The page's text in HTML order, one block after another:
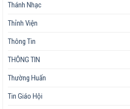
Thánh Nhạc
Thỉnh Viện
Thông Tin
THÔNG TIN
Thường Huấn
Tin Giáo Hội